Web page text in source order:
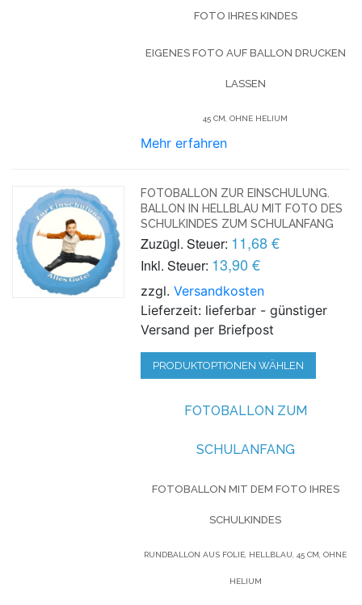
OTO IHRES KINDES
EIGENES FOTO AUF BALLON DRUCKEN
LASSEN
45 CM, OHNE HELIUM
Mehr erfahren
FOTOBALLON ZUR EINSCHULUNG.
BALLON IN HELLBLAU MIT FOTO DES
SCHULKINDES ZUM SCHULANFANG
Zuzügl. Steuer: 11,68 €
Inkl. Steuer: 13,90 €
zzgl.Versandkosten
Lieferzeit: lieferbar - günstiger
Versand per Briefpost
PRODUKTOPTIONEN WÄHLEN
FOTOBALLON ZUM
SCHULANFANG
FOTOBALLON MIT DEM FOTO IHRES
SCHULKINDES
RUNDBALLON AUS FOLIE, HELLBLAU, 45 CM, OHNE
HELIUM